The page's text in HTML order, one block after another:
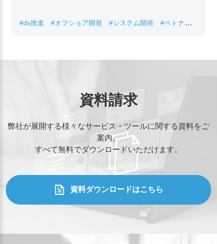
#dx推進 #オフショア開発 #システム開発
#ベトナムIT
資料請求
弊社が展開する様々なサービス・ツールに関する資料をご
案内。
すべて無料でダウンロードいただけます。
資料ダウンロードはこちら